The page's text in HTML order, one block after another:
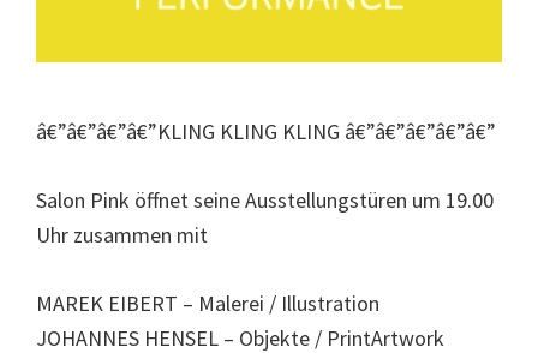
â€”â€”â€”â€”KLING KLING KLING â€”â€”â€”â€”â€”
Salon Pink öffnet seine Ausstellungstüren um 19.00
Uhr zusammen mit
MAREK EIBERT – Malerei / Illustration
JOHANNES HENSEL – Objekte / PrintArtwork